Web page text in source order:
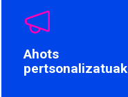
Ahots
pertsonalizatuak